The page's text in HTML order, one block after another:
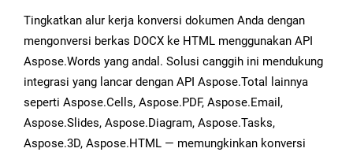
Tingkatkan alur kerja konversi dokumen Anda dengan
mengonversi berkas DOCX ke HTML menggunakan API
Aspose.Words yang andal. Solusi canggih ini mendukung
integrasi yang lancar dengan API Aspose.Total lainnya
seperti Aspose.Cells, Aspose.PDF, Aspose.Email,
Aspose.Slides, Aspose.Diagram, Aspose.Tasks,
Aspose.3D, Aspose.HTML — memungkinkan konversi